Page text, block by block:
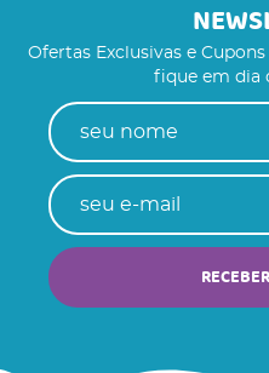
Ofertas Exclusivas e
fique em dia